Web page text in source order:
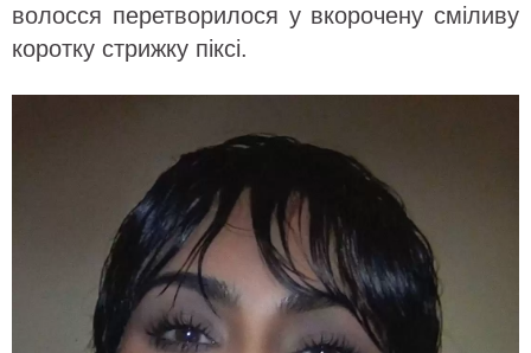
волосся перетворилося у вкорочену сміливу
коротку стрижку піксі.